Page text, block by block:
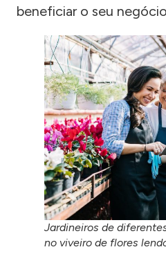
beneficiar o seu
Jardineiros de
no viveiro de flores